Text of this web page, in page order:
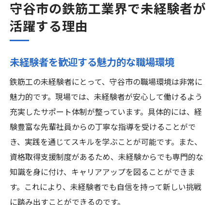
守谷市の鉄筋工業界で未経験者が
活躍する理由
未経験者を歓迎する魅力的な職場環境
鉄筋工の未経験者にとって、守谷市の職場環境は非常に
魅力的です。現場では、未経験者が安心して働けるよう
充実したサポート体制が整っています。具体的には、経
験豊富な先輩社員からの丁寧な指導を受けることがで
き、実践を通じてスキルを学ぶことが可能です。また、
資格取得支援制度があるため、未経験からでも専門的な
知識を身に付け、キャリアアップを図ることができま
す。これにより、未経験者でも自信を持って新しい挑戦